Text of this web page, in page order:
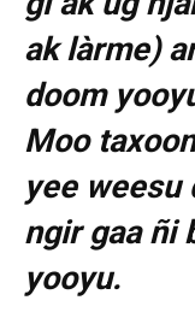
ak làrme)
doom
Moo
yee weesu
ngir gaa ñi
yooyu.